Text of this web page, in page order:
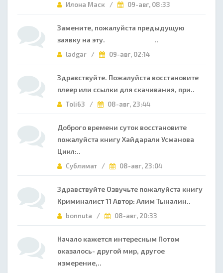
Илона Маск / 09-авг, 08:33
Замените, пожалуйста предыдущую
заявку на эту. ..
ladgar / 09-авг, 02:14
Здравствуйте. Пожалуйста восстановите
плеер или ссылки для скачивания, при..
Toli63 / 08-авг, 23:44
Доброго времени суток восстановите
пожалуйста книгу Хайдарали Усманова
Цикл:..
Сублимат / 08-авг, 23:04
Здравствуйте Озвучьте пожалуйста книгу
Криминалист 11 Автор: Алим Тыналин..
bonnuta / 08-авг, 20:33
Начало кажется интересным Потом
оказалось- другой мир, другое
измерение,..